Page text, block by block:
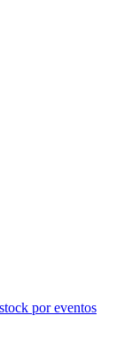
por eventos